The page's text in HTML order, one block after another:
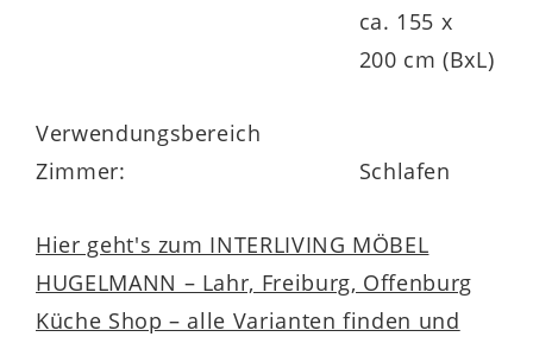
ca. 155 x
200 cm (BxL)
Verwendungsbereich
Zimmer:
Schlafen
Hier geht's zum INTERLIVING MÖBEL
HUGELMANN – Lahr, Freiburg, Offenburg
Küche Shop – alle Varianten finden und